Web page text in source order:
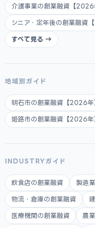
介護事業の創業融資【2026
シニア・定年後の創業融資
すべて見る →
地域別ガイド
明石市の創業融資【2026年
姫路市の創業融資【2026年
INDUSTRYガイド
飲食店の創業融資 製造
物流・倉庫の創業融資
医療機関の創業融資 農